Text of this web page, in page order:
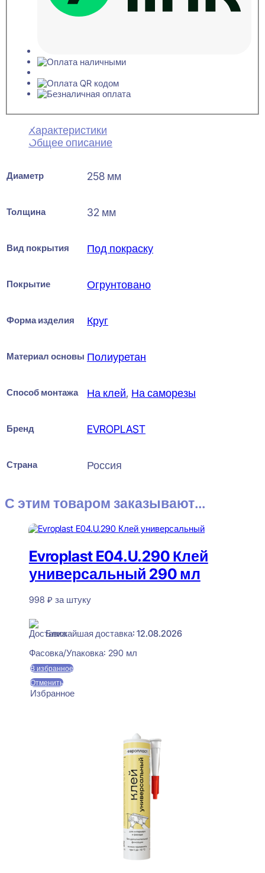
Характеристики
Общее описание
Диаметр 258 мм
Толщина 32 мм
Вид покрытия Под покраску
Покрытие Огрунтовано
Форма изделия Круг
Материал основы Полиуретан
Способ монтажа На клей, На саморезы
Бренд EVROPLAST
Страна Россия
С этим товаром заказывают...
Evroplast E04.U.290 Клей
универсальный 290 мл
998 ₽ за штуку
Ближайшая доставка: 12.08.2026
Фасовка/Упаковка: 290 мл
В избранное
Отменить
Избранное